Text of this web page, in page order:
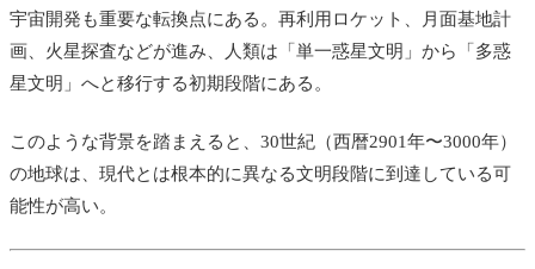
宇宙開発も重要な転換点にある。再利用ロケット、月面基地計
画、火星探査などが進み、人類は「単一惑星文明」から「多惑
星文明」へと移行する初期段階にある。
このような背景を踏まえると、30世紀（西暦2901年〜3000年）
の地球は、現代とは根本的に異なる文明段階に到達している可
能性が高い。